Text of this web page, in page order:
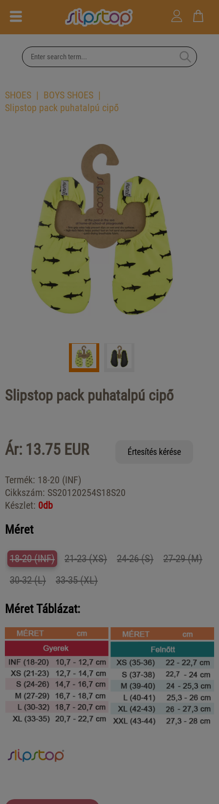
SHOES
BOYS SHOES
Slipstop pack puhatalpú cipő
Slipstop pack puhatalpú cipő
Ár: 13.75 EUR Értesítés kérése
Termék: 18-20 (INF)
Cikkszám: SS20120254S18S20
Készlet: 0db
Méret
18-20 (INF) 21-23 (XS) 24-26 (S)
27-29 (M)
30-32 (L)
33-35 (XL)
Méret Táblázat: